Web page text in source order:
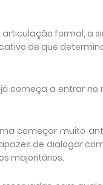
formal, a
de que
começa a entrar
começar muito
de dialogar
majoritários.